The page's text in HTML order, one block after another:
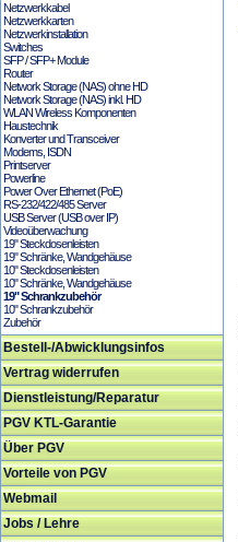
Netzwerkkabel
Netzwerkkarten
Netzwerkinstallation
Switches
SFP / SFP+ Module
Router
Network Storage (NAS) ohne HD
Network Storage (NAS) inkl. HD
WLAN Wireless Komponenten
Haustechnik
Konverter und Transceiver
Modems, ISDN
Printserver
Powerline
Power Over Ethernet (PoE)
RS-232/422/485 Server
USB Server (USB over IP)
Videoüberwachung
19" Steckdosenleisten
19" Schränke, Wandgehäuse
10" Steckdosenleisten
10" Schränke, Wandgehäuse
19" Schrankzubehör
10" Schrankzubehör
Zubehör
Bestell-/Abwicklungsinfos
Vertrag widerrufen
Dienstleistung/Reparatur
PGV KTL-Garantie
Über PGV
Vorteile von PGV
Webmail
Jobs / Lehre